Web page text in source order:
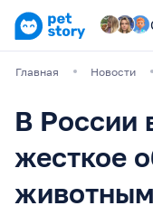
Главная Новости
В России
жесткое